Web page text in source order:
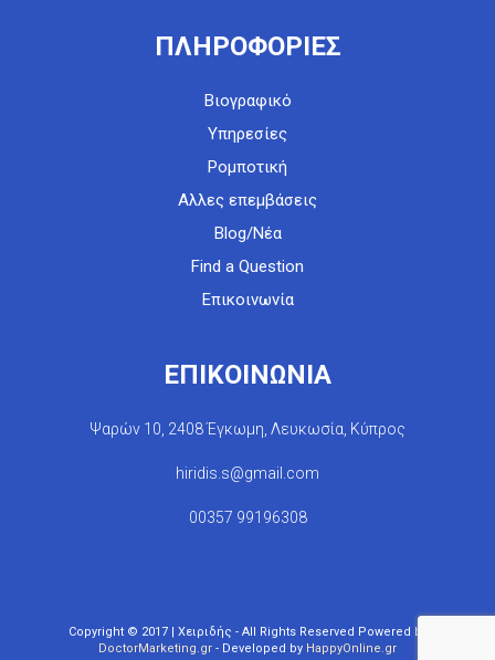
ΠΛΗΡΟΦΟΡΙΕΣ
Βιογραφικό
Υπηρεσίες
Ρομποτική
Αλλες επεμβάσεις
Blog/Νέα
Find a Question
Επικοινωνία
ΕΠΙΚΟΙΝΩΝΙΑ
Ψαρών 10, 2408 Έγκωμη, Λευκωσία, Κύπρος
hiridis.s@gmail.com
00357 99196308
Copyright © 2017 | Χειριδής - All Rights Reserved Powered by
DoctorMarketing.gr - Developed by HappyOnline.gr